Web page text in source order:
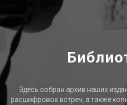
Здесь собран архив наших
расшифровок встреч, а также